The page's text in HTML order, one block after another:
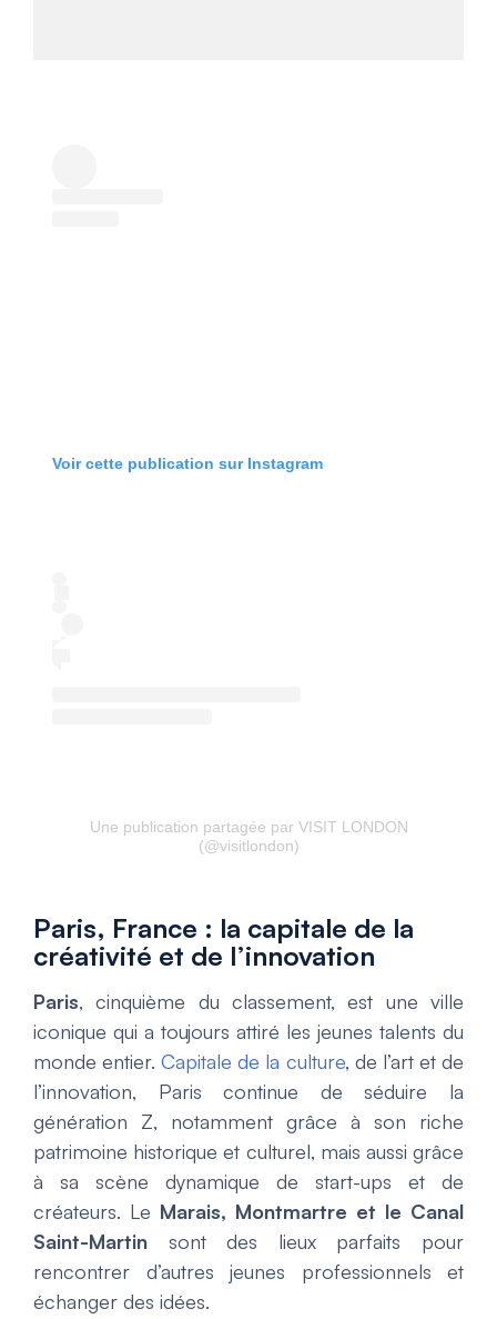
Voir cette publication sur Instagram
Une publication partagée par VISIT LONDON
(@visitlondon)
Paris, France : la capitale de la
créativité et de l’innovation
Paris, cinquième du classement, est une ville
iconique qui a toujours attiré les jeunes talents du
monde entier.Capitale de la culture, de l’art et de
l’innovation, Paris continue de séduire la
génération Z, notamment grâce à son riche
patrimoine historique et culturel, mais aussi grâce
à sa scène dynamique de start-ups et de
créateurs. Le Marais, Montmartre et le Canal
Saint-Martin sont des lieux parfaits pour
rencontrer d’autres jeunes professionnels et
échanger des idées.